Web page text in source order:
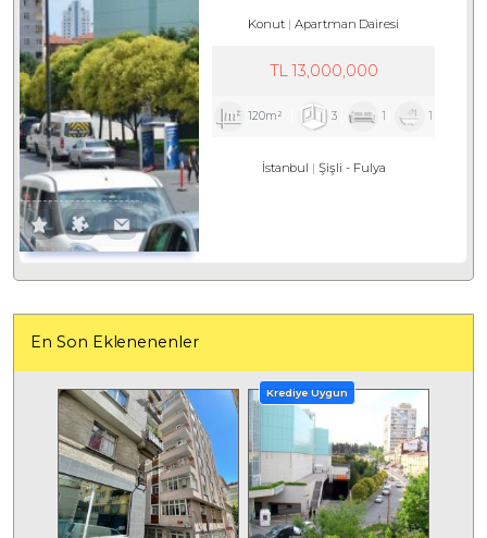
Konut Apartman Dairesi
TL13,000,000
120m² 3 1 1
İstanbul Şişli - Fulya
En Son Eklenenenler
Krediye Uygun